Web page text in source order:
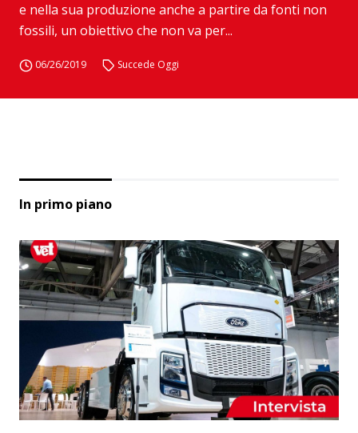
e nella sua produzione anche a partire da fonti non
fossili, un obiettivo che non va per...
06/26/2019 Succede Oggi
In primo piano